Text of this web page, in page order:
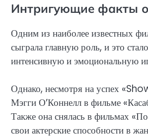
Интригующие факты
Одним из наиболее известных
сыграла главную роль, и это
интенсивную и эмоциональную
Однако, несмотря на успех
Мэгги О’Коннелл в фильме
Также она снялась в фильмах
свои актерские способности в